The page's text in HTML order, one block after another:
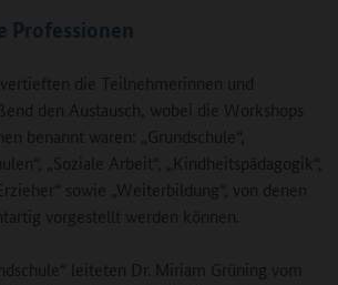
Professionen
die Teilnehmerinnen und
den Austausch, wobei die Workshops
benannt waren: „Grundschule“,
„Soziale Arbeit“, „Kindheitspädagogik“,
sowie „Weiterbildung“, von denen
vorgestellt werden können.
leiteten Dr. Miriam Grüning vom